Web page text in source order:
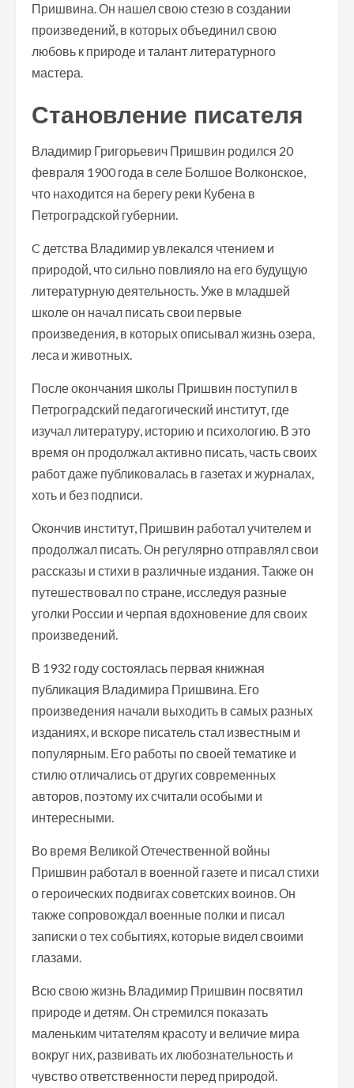
Пришвина. Он нашел свою стезю в создании
произведений, в которых объединил свою
любовь к природе и талант литературного
мастера.
Становление писателя
Владимир Григорьевич Пришвин родился 20
февраля 1900 года в селе Болшое Волконское,
что находится на берегу реки Кубена в
Петроградской губернии.
C детства Владимир увлекался чтением и
природой, что сильно повлияло на его будущую
литературную деятельность. Уже в младшей
школе он начал писать свои первые
произведения, в которых описывал жизнь озера,
леса и животных.
После окончания школы Пришвин поступил в
Петроградский педагогический институт, где
изучал литературу, историю и психологию. В это
время он продолжал активно писать, часть своих
работ даже публиковалась в газетах и журналах,
хоть и без подписи.
Окончив институт, Пришвин работал учителем и
продолжал писать. Он регулярно отправлял свои
рассказы и стихи в различные издания. Также он
путешествовал по стране, исследуя разные
уголки России и черпая вдохновение для своих
произведений.
В 1932 году состоялась первая книжная
публикация Владимира Пришвина. Его
произведения начали выходить в самых разных
изданиях, и вскоре писатель стал известным и
популярным. Его работы по своей тематике и
стилю отличались от других современных
авторов, поэтому их считали особыми и
интересными.
Во время Великой Отечественной войны
Пришвин работал в военной газете и писал стихи
о героических подвигах советских воинов. Он
также сопровождал военные полки и писал
записки о тех событиях, которые видел своими
глазами.
Всю свою жизнь Владимир Пришвин посвятил
природе и детям. Он стремился показать
маленьким читателям красоту и величие мира
вокруг них, развивать их любознательность и
чувство ответственности перед природой.